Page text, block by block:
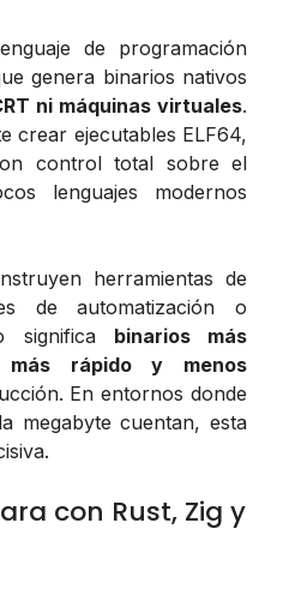
de programación
genera binarios nativos
ni máquinas virtuales.
crear ejecutables ELF64,
control total sobre el
lenguajes modernos
herramientas de
de automatización o
significa binarios más
más rápido y menos
En entornos donde
megabyte cuentan, esta
con Rust, Zig y